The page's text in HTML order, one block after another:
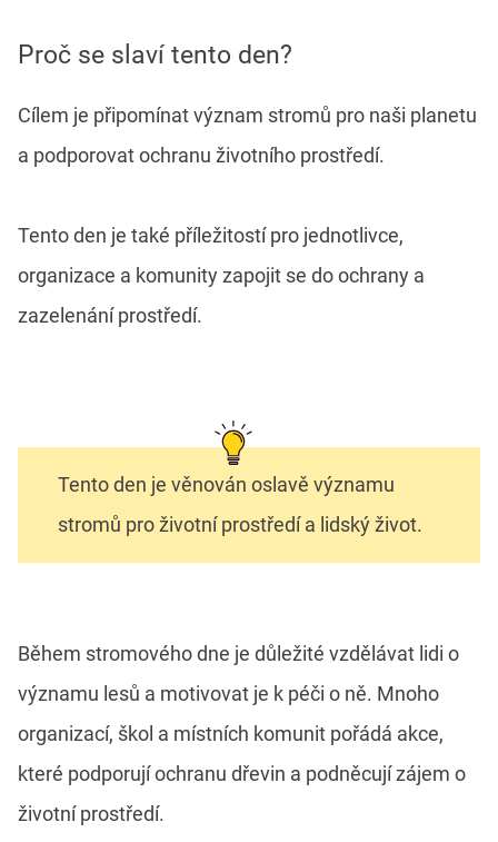
Proč se slaví tento den?
Cílem je připomínat význam stromů pro naši planetu
a podporovat ochranu životního prostředí.
Tento den je také příležitostí pro jednotlivce,
organizace a komunity zapojit se do ochrany a
zazelenání prostředí.
Tento den je věnován oslavě významu
stromů pro životní prostředí a lidský život.
Během stromového dne je důležité vzdělávat lidi o
významu lesů a motivovat je k péči o ně. Mnoho
organizací, škol a místních komunit pořádá akce,
které podporují ochranu dřevin a podněcují zájem o
životní prostředí.